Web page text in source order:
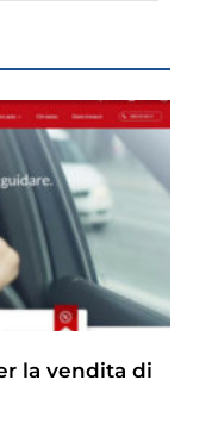
la vendita di